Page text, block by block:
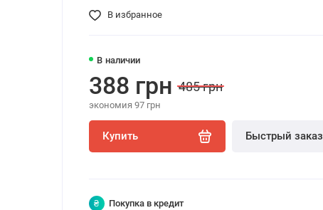
В избранное
В наличии
388 грн 485 грн
экономия 97 грн
Купить Быстрый заказ
₴ Покупка в кредит